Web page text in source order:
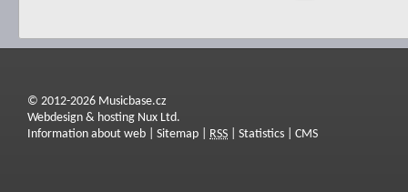
© 2012-2026 Musicbase.cz
Webdesign & hosting Nux Ltd.
Information about web
Sitemap RSS Statistics CMS